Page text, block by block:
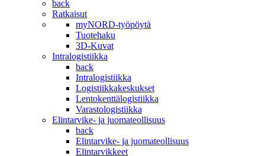
back
Ratkaisut
myNORD-työpöytä
Tuotehaku
3D-Kuvat
Intralogistiikka
back
Intralogistiikka
Logistiikkakeskukset
Lentokenttälogistiikka
Varastologistiikka
Elintarvike- ja juomateollisuus
back
Elintarvike- ja juomateollisuus
Elintarvikkeet